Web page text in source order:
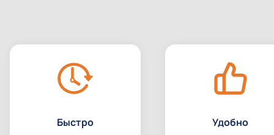
Быстро Удобно